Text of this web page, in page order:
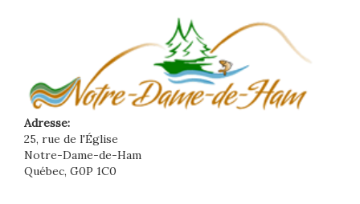
Adresse:
25, rue de l'Église
Notre-Dame-de-Ham
Québec, G0P 1C0